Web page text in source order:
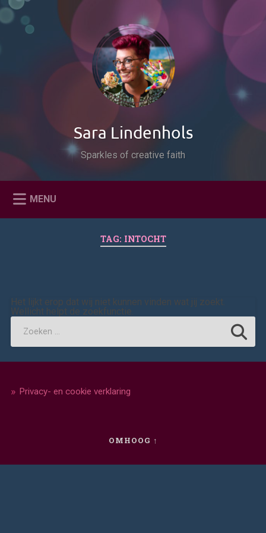
Naar
inhoud
Zoeken
Sara Lindenhols
Sparkles of creative faith
MENU
TAG: INTOCHT
Het lijkt erop dat wij niet kunnen vinden wat jij zoekt.
Wellicht helpt de zoekfunctie.
Privacy- en cookie verklaring
OMHOOG ↑